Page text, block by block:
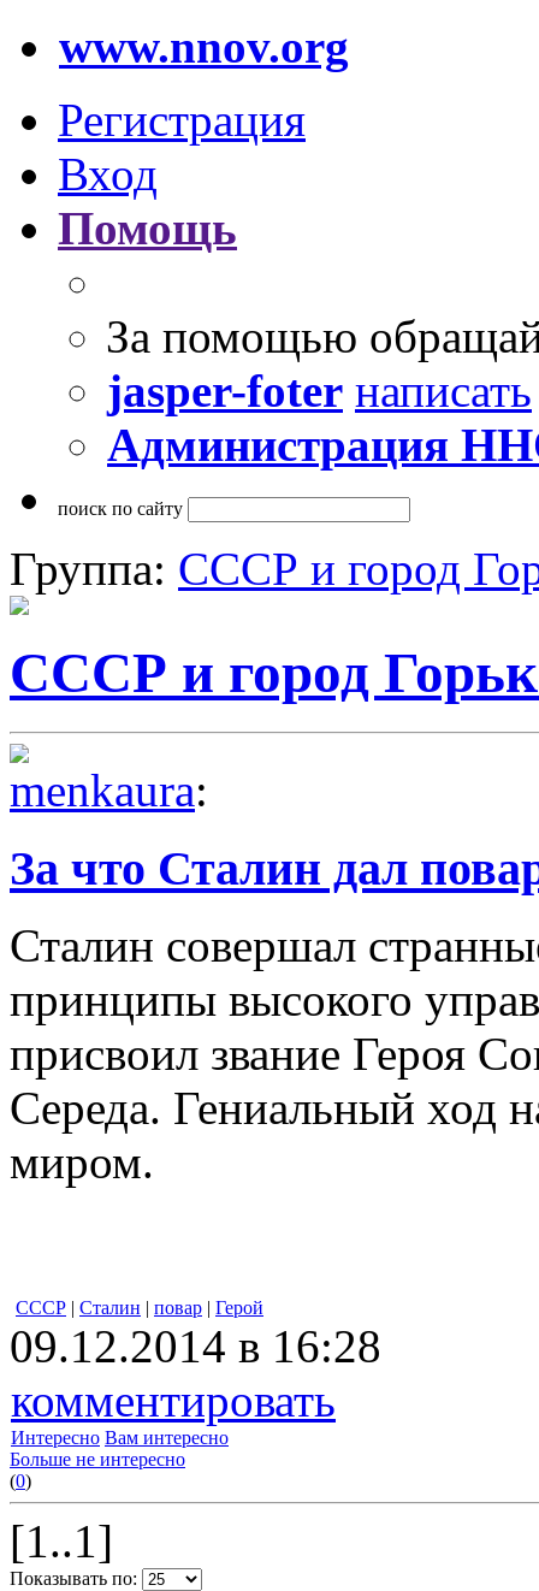
www.nnov.org
Регистрация
Вход
Помощь
За помощью
jasper-foter написать
Администрация
поиск по сайту
Группа: СССР и город
СССР и город
menkaura:
За что Сталин дал
Сталин совершал
принципы высокого
присвоил звание Героя
Середа. Гениальный ход
миром.
СССР | Сталин | повар | Герой
09.12.2014 в 16:28
комментировать
Интересно Вам интересно
Больше не интересно
(0)
[1..1]
Показывать по: